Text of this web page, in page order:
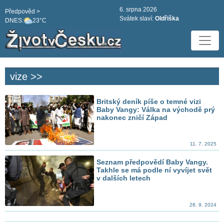
DNES: 23°C
Předpověd >
6. srpna 2026
Svátek slaví: Oldřiška
vize >>
Britský deník píše o temné vizi
Baby Vangy: Válka na východě prý
nakonec zničí Západ
11. 7. 2025
Seznam předpovědí Baby Vangy.
Takhle se má podle ní vyvíjet svět
v dalších letech
28. 9. 2024